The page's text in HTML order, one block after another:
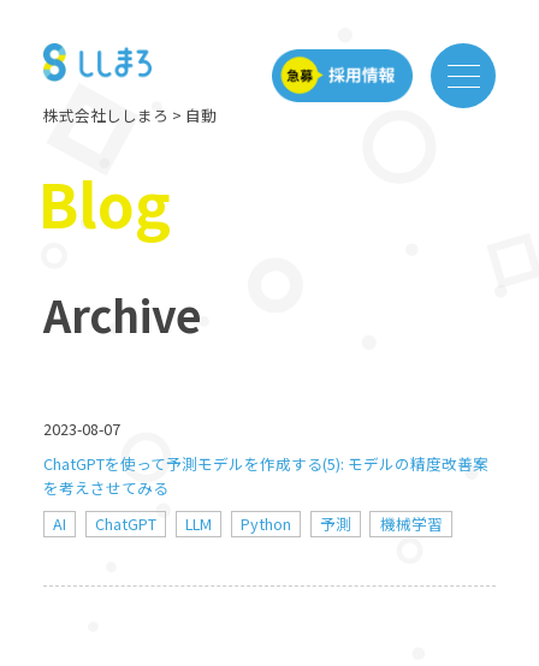
株式会社ししまろ > 自動
Blog
Archive
2023-08-07
ChatGPTを使って予測モデルを作成する(5): モデルの精度改善案
を考えさせてみる
AI
ChatGPT LLM Python 予測 機械学習